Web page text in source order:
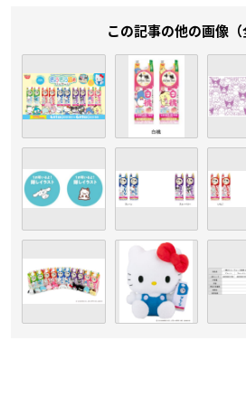
この記事の他の画像（